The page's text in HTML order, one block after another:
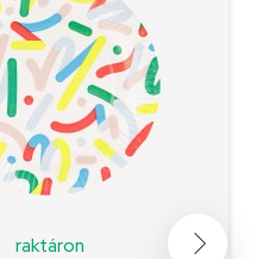
raktáron